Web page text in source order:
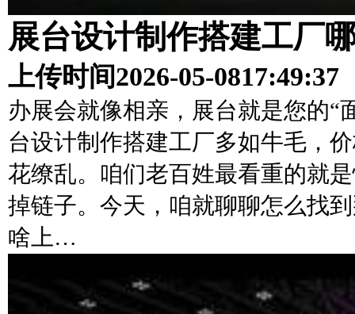
展台设计制作搭建工厂
上传时间2026-05-0817:49:37
办展会就像相亲，展台就是您的“
台设计制作搭建工厂多如牛毛，
花缭乱。咱们老百姓最看重的就
掉链子。今天，咱就聊聊怎么找
啥上…